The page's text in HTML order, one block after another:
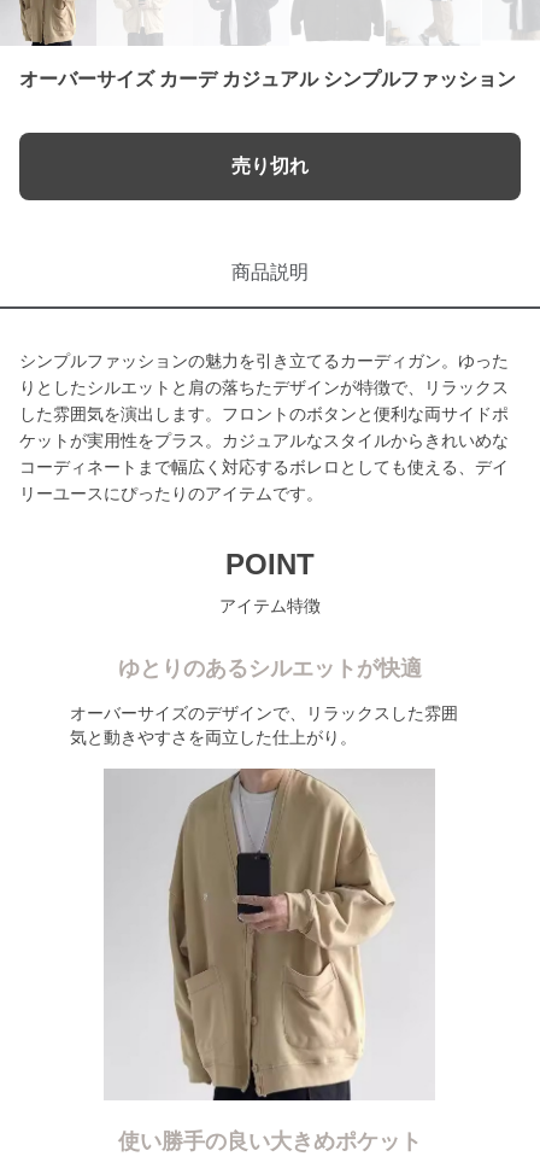
オーバーサイズ カーデ カジュアル シンプルファッション
売り切れ
商品説明
シンプルファッションの魅力を引き立てるカーディガン。ゆった
りとしたシルエットと肩の落ちたデザインが特徴で、リラックス
した雰囲気を演出します。フロントのボタンと便利な両サイドポ
ケットが実用性をプラス。カジュアルなスタイルからきれいめな
コーディネートまで幅広く対応するボレロとしても使える、デイ
リーユースにぴったりのアイテムです。
POINT
アイテム特徴
ゆとりのあるシルエットが快適
オーバーサイズのデザインで、リラックスした雰囲
気と動きやすさを両立した仕上がり。
使い勝手の良い大きめポケット